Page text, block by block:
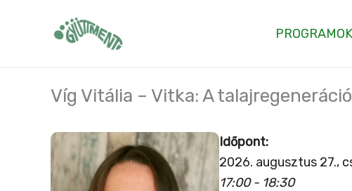
PROGRAMOK
Víg Vitália – Vitka: A
Időpont:
2026. augusztus 27.,
17:00 - 18:30